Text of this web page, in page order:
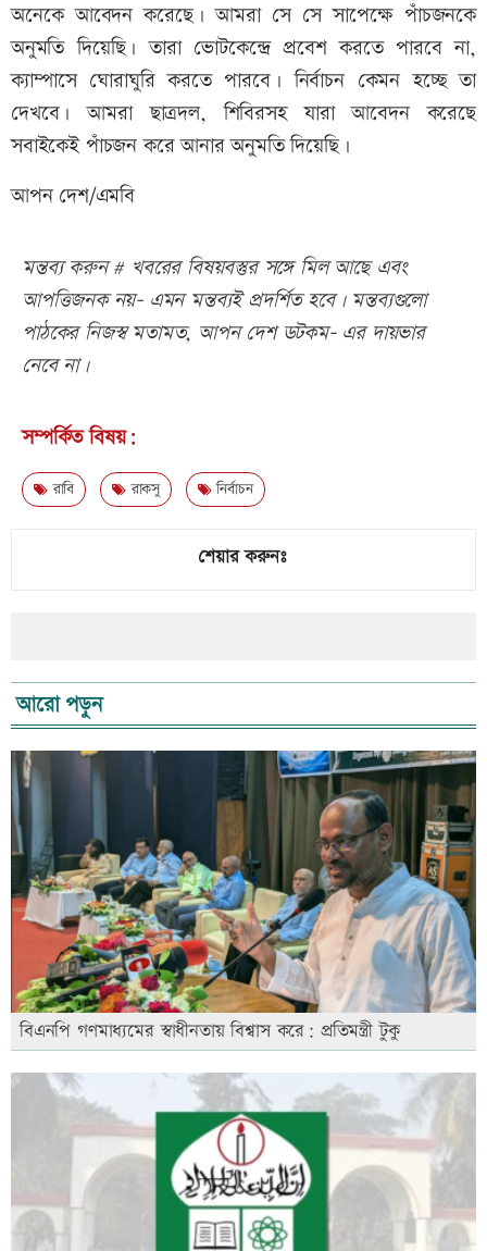
অনেকে আবেদন করেছে। আমরা সে সে সাপেক্ষে পাঁচজনকে
অনুমতি দিয়েছি। তারা ভোটকেন্দ্রে প্রবেশ করতে পারবে না,
ক্যাম্পাসে ঘোরাঘুরি করতে পারবে। নির্বাচন কেমন হচ্ছে তা
দেখবে। আমরা ছাত্রদল, শিবিরসহ যারা আবেদন করেছে
সবাইকেই পাঁচজন করে আনার অনুমতি দিয়েছি।
আপন দেশ/এমবি
মন্তব্য করুন # খবরের বিষয়বস্তুর সঙ্গে মিল আছে এবং
আপত্তিজনক নয়- এমন মন্তব্যই প্রদর্শিত হবে। মন্তব্যগুলো
পাঠকের নিজস্ব মতামত, আপন দেশ ডটকম- এর দায়ভার
নেবে না।
সম্পর্কিত বিষয়:
রাবি রাকসু নির্বাচন
শেয়ার করুনঃ
আরো পড়ুন
বিএনপি গণমাধ্যমের স্বাধীনতায় বিশ্বাস করে: প্রতিমন্ত্রী টুকু